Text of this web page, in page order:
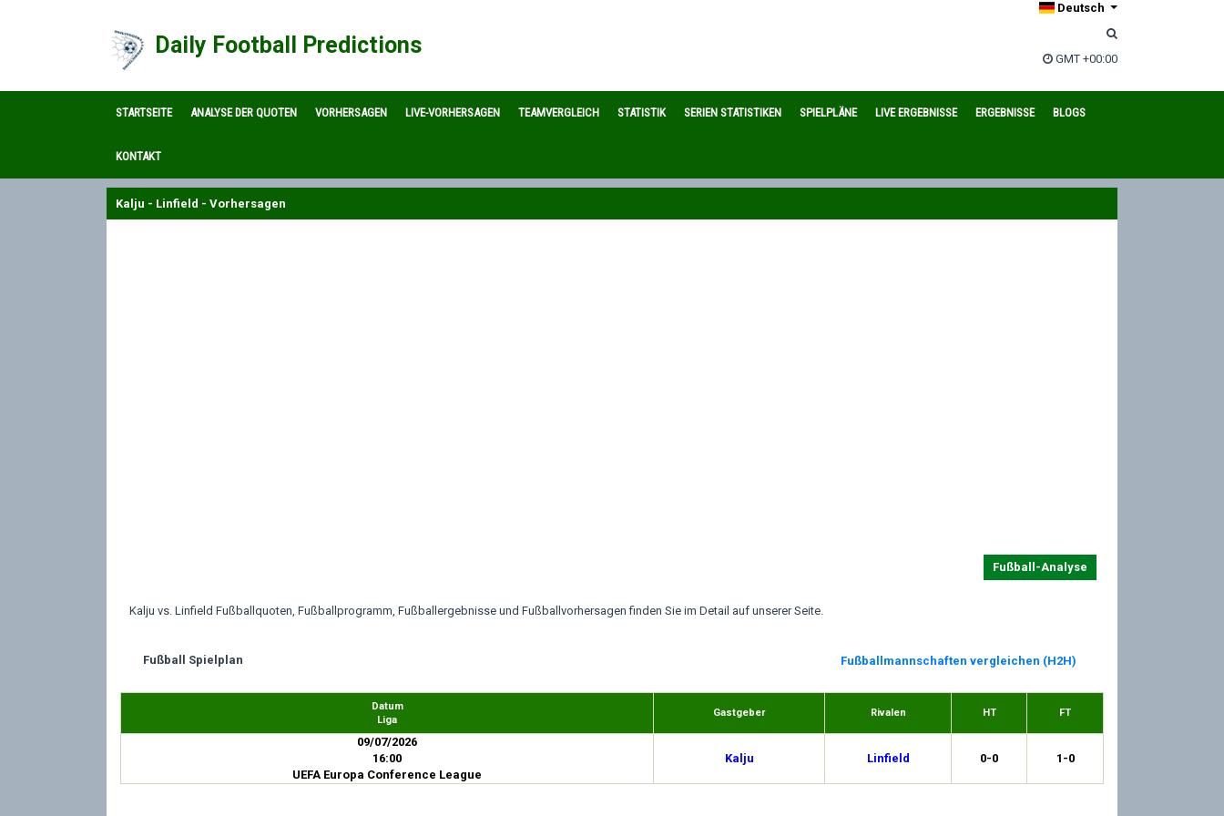
Daily Football Predictions
Deutsch
GMT +00:00
STARTSEITE ANALYSE DER QUOTEN VORHERSAGEN LIVE-VORHERSAGEN TEAMVERGLEICH STATISTIK SERIEN STATISTIKEN SPIELPLÄNE LIVE ERGEBNISSE ERGEBNISSE BLOGS
KONTAKT
Kalju - Linfield - Vorhersagen
Fußball-Analyse
Kalju vs. Linfield Fußballquoten, Fußballprogramm, Fußballergebnisse und Fußballvorhersagen finden Sie im Detail auf unserer Seite.
Fußball Spielplan Fußballmannschaften vergleichen (H2H)
Datum
Liga
Gastgeber Rivalen HT FT
09/07/2026
16:00
UEFA Europa Conference League
Kalju Linfield 0-0 1-0